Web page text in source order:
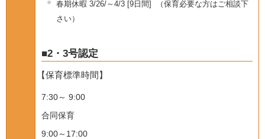
春期休暇 3/26/～4/3 [9日間] （保育必要な方はご相談下
さい）
■2・3号認定
【保育標準時間】
7:30～ 9:00
合同保育
9:00～17:00